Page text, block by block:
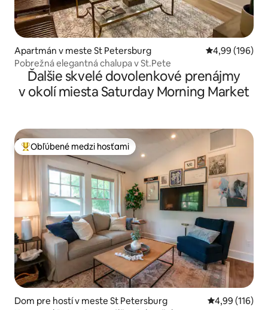
Apartmán v meste St Petersburg Priemerné
4,99 (196)
Pobrežná elegantná chalupa v St.Pete
Ďalšie skvelé dovolenkové prenájmy
v okolí miesta Saturday Morning Market
Najobľúbenejšie medzi hosťami
Obľúbené medzi hosťami
Dom pre hostí v meste St Petersburg Priemerné
4,99 (116)